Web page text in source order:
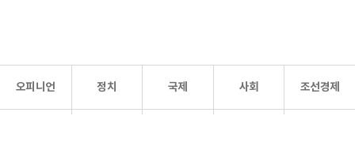
오피니언 정치 국제 사회 조선경제